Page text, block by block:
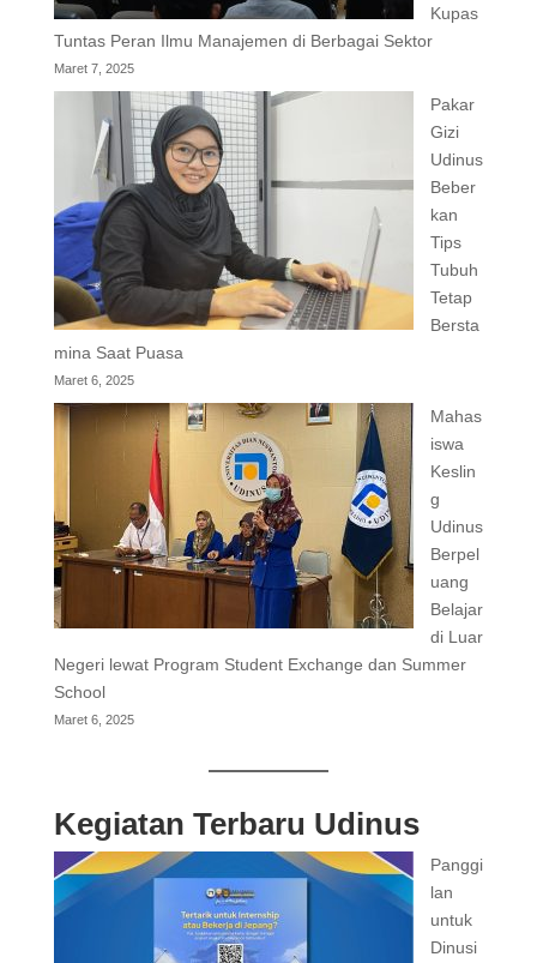
Kupas
Tuntas Peran Ilmu Manajemen di Berbagai Sektor
Maret 7, 2025
Pakar
Gizi
Udinus
Beber
kan
Tips
Tubuh
Tetap
Bersta
mina Saat Puasa
Maret 6, 2025
Mahas
iswa
Keslin
g
Udinus
Berpel
uang
Belajar
di Luar
Negeri lewat Program Student Exchange dan Summer
School
Maret 6, 2025
Kegiatan Terbaru Udinus
Panggi
lan
untuk
Dinusi